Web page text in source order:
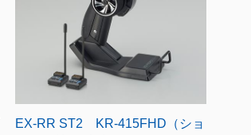
EX-RR ST2 KR-415FHD（ショ